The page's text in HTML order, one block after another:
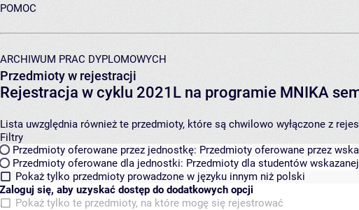
POMOC
ARCHIWUM PRAC DYPLOMOWYCH
Przedmioty w rejestracji
Rejestracja w cyklu 2021L na programie MNIKA
Lista uwzględnia również te przedmioty, które są chwilowo wyłączone z
Filtry
Przedmioty oferowane przez jednostkę: Przedmioty oferowane przez
Przedmioty oferowane dla jednostki: Przedmioty dla studentów
Pokaż tylko przedmioty prowadzone w języku innym niż polski
Zaloguj się, aby uzyskać dostęp do dodatkowych opcji
Pokaż tylko te przedmioty, na które mogę się rejestrować